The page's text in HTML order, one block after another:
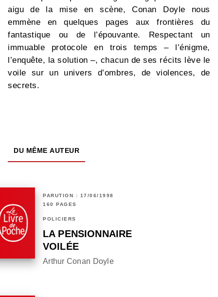
aigu de la mise en scène, Conan Doyle nous
emmène en quelques pages aux frontières du
fantastique ou de l’épouvante. Respectant un
immuable protocole en trois temps – l’énigme,
l’enquête, la solution –, chacun de ses récits lève le
voile sur un univers d’ombres, de violences, de
secrets.
DU MÊME AUTEUR
PARUTION : 17/06/1998
160 PAGES
POLICIERS
LA PENSIONNAIRE
VOILÉE
Arthur Conan Doyle